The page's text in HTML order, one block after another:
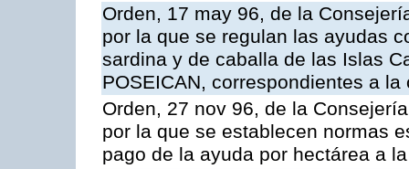
Orden, 17 may 96, de la
por la que se regulan las ayudas
sardina y de caballa de las Islas
POSEICAN, correspondientes a
Orden, 27 nov 96, de la
por la que se establecen normas
pago de la ayuda por hectárea a